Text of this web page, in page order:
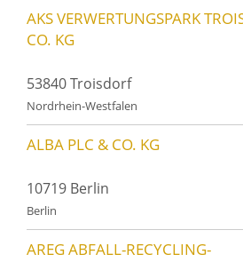
AKS VERWERTUNGSPARK
CO. KG
53840 Troisdorf
Nordrhein-Westfalen
ALBA PLC & CO. KG
10719 Berlin
Berlin
AREG ABFALL-RECYCLING-